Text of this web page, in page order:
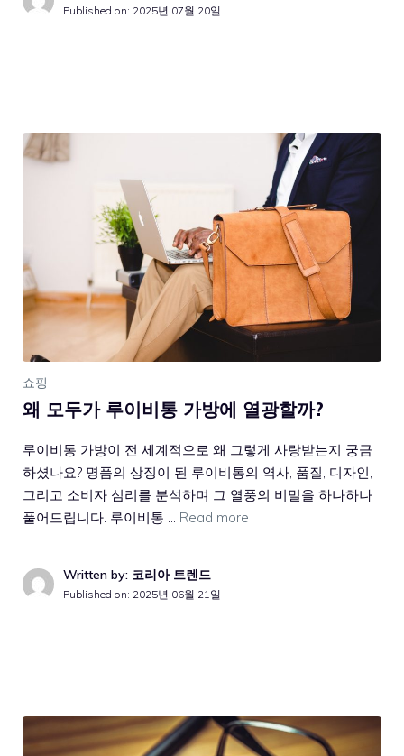
Published on: 2025년 07월 20일
쇼핑
왜 모두가 루이비통 가방에 열광할까?
루이비통 가방이 전 세계적으로 왜 그렇게 사랑받는지 궁금
하셨나요? 명품의 상징이 된 루이비통의 역사, 품질, 디자인,
그리고 소비자 심리를 분석하며 그 열풍의 비밀을 하나하나
풀어드립니다. 루이비통 … Read more
Written by: 코리아 트렌드
Published on: 2025년 06월 21일